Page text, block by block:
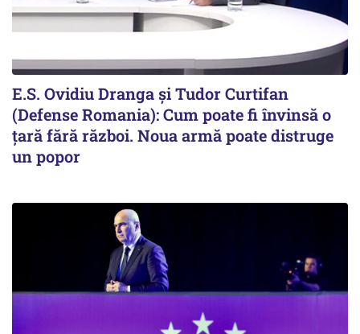
E.S. Ovidiu Dranga și Tudor Curtifan
(Defense Romania): Cum poate fi învinsă o
țară fără război. Noua armă poate distruge
un popor